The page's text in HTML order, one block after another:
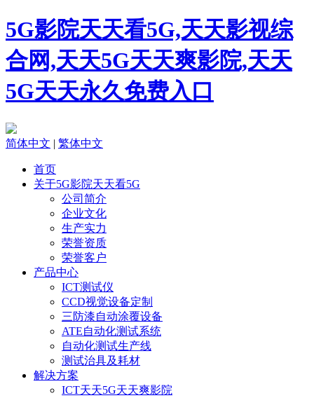
5G影院天天看5G,天天影视综
合网,天天5G天天爽影院,天天
5G天天永久免费入口
简体中文 | 繁体中文
首页
关于5G影院天天看5G
公司简介
企业文化
生产实力
荣誉资质
荣誉客户
产品中心
ICT测试仪
CCD视觉设备定制
三防漆自动涂覆设备
ATE自动化测试系统
自动化测试生产线
测试治具及耗材
解决方案
ICT天天5G天天爽影院